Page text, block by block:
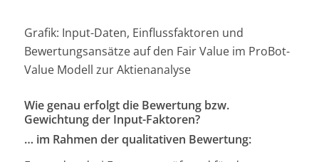
Grafik: Input-Daten, Einflussfaktoren und
Bewertungsansätze auf den Fair Value im ProBot-
Value Modell zur Aktienanalyse
Wie genau erfolgt die Bewertung bzw.
Gewichtung der Input-Faktoren?
… im Rahmen der qualitativen Bewertung: